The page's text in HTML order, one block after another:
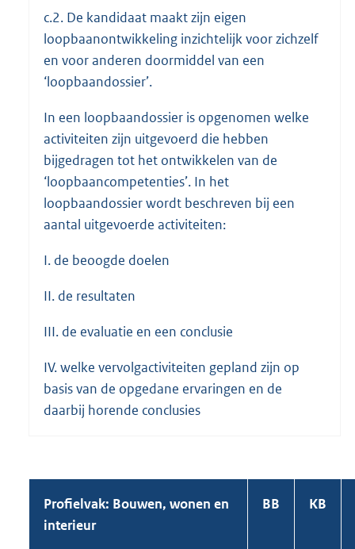
c.2. De kandidaat maakt zijn eigen
loopbaanontwikkeling inzichtelijk voor zichzelf
en voor anderen doormiddel van een
‘loopbaandossier’.
In een loopbaandossier is opgenomen welke
activiteiten zijn uitgevoerd die hebben
bijgedragen tot het ontwikkelen van de
‘loopbaancompetenties’. In het
loopbaandossier wordt beschreven bij een
aantal uitgevoerde activiteiten:
I. de beoogde doelen
II. de resultaten
III. de evaluatie en een conclusie
IV. welke vervolgactiviteiten gepland zijn op
basis van de opgedane ervaringen en de
daarbij horende conclusies
Profielvak: Bouwen, wonen en
interieur
BB KB